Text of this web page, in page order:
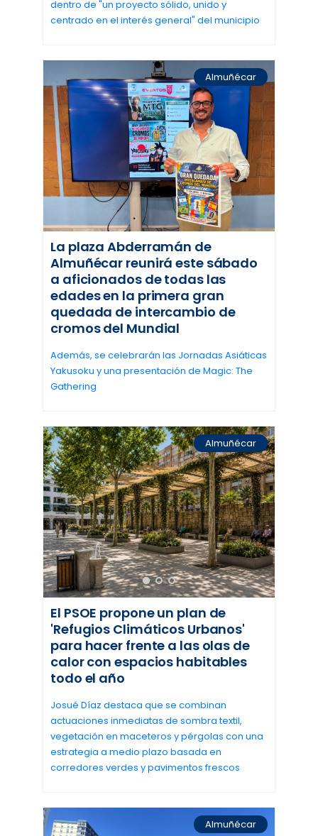
dentro de "un proyecto sólido, unido y
centrado en el interés general" del municipio
Almuñécar
La plaza Abderramán de
Almuñécar reunirá este sábado
a aficionados de todas las
edades en la primera gran
quedada de intercambio de
cromos del Mundial
Además, se celebrarán las Jornadas Asiáticas
Yakusoku y una presentación de Magic: The
Gathering
Almuñécar
El PSOE propone un plan de
'Refugios Climáticos Urbanos'
para hacer frente a las olas de
calor con espacios habitables
todo el año
Josué Díaz destaca que se combinan
actuaciones inmediatas de sombra textil,
vegetación en maceteros y pérgolas con una
estrategia a medio plazo basada en
corredores verdes y pavimentos frescos
Almuñécar